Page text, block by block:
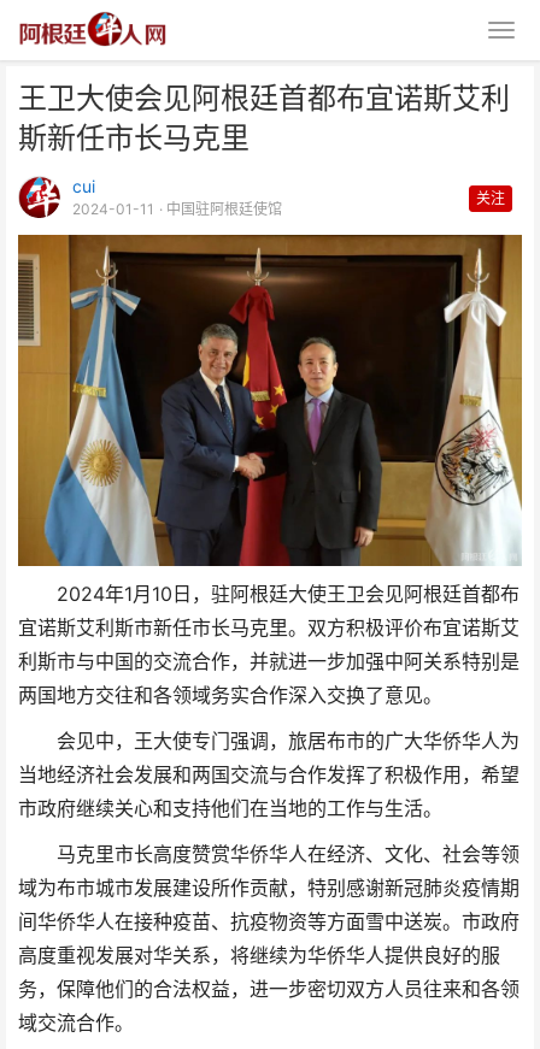
王卫大使会见阿根廷首都布宜诺斯艾利
斯新任市长马克里
cui
2024-01-11 · 中国驻阿根廷使馆
关注
2024年1月10日，驻阿根廷大使王卫会见阿根廷首都布
宜诺斯艾利斯市新任市长马克里。双方积极评价布宜诺斯艾
利斯市与中国的交流合作，并就进一步加强中阿关系特别是
两国地方交往和各领域务实合作深入交换了意见。
会见中，王大使专门强调，旅居布市的广大华侨华人为
当地经济社会发展和两国交流与合作发挥了积极作用，希望
市政府继续关心和支持他们在当地的工作与生活。
马克里市长高度赞赏华侨华人在经济、文化、社会等领
域为布市城市发展建设所作贡献，特别感谢新冠肺炎疫情期
间华侨华人在接种疫苗、抗疫物资等方面雪中送炭。市政府
高度重视发展对华关系，将继续为华侨华人提供良好的服
务，保障他们的合法权益，进一步密切双方人员往来和各领
域交流合作。
王卫大使会见阿根廷首都布宜诺斯
艾利斯新任市长马克里